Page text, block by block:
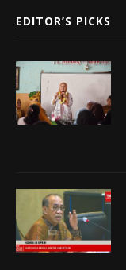
EDITOR’S PICKS